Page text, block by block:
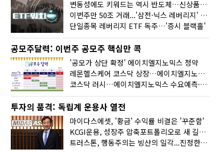
변동성에도 키워드는 역시 반도체…신상품은 우주·방산
이번주만 50조 거래...'삼전·닉스 레버리지' 수익률은 -30%
단일종목 레버리지 ETF 독주…'증시 블랙홀'
공모주달력: 이번주 공모주 핵심만 콕
'공모가 상단 확정' 에이치엘지노믹스 청약
레몬헬스케어 코스닥 상장…에이치엘지노믹스 수요예측
코스닥 러시…에이치엘지노믹스 수요예측·레메디 청약
투자의 품격: 독립계 운용사 열전
마이다스에셋, '황금' 수익률 비결은 '꾸준함'
KCGI운용, 성장주 압축포트폴리오로 새 길을 그리다
트러스톤, 행동주의는 빙산의 일각...진정한 힘은 '주식형 강자'